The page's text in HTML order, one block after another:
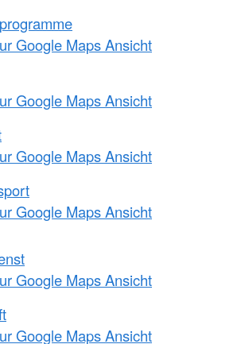
Google Maps Ansicht
Google Maps Ansicht
Google Maps Ansicht
Google Maps Ansicht
Google Maps Ansicht
Google Maps Ansicht